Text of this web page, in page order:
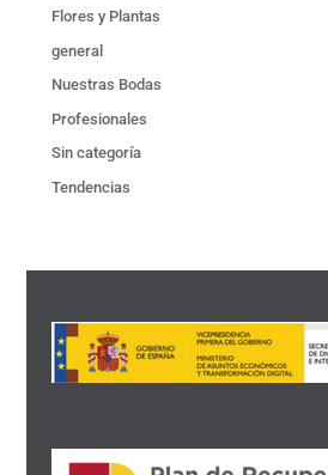
Flores y Plantas
general
Nuestras Bodas
Profesionales
Sin categoría
Tendencias